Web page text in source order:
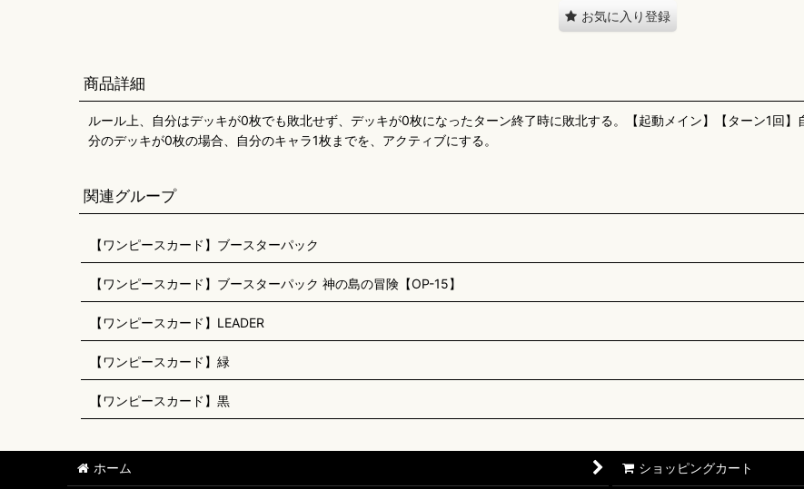
お気に入り登録
商品詳細
ルール上、自分はデッキが0枚でも敗北せず、デッキが0枚になったターン終了時に敗北する。【起動メイン】【ターン1回
分のデッキが0枚の場合、自分のキャラ1枚までを、アクティブにする。
関連グループ
【ワンピースカード】ブースターパック
【ワンピースカード】ブースターパック 神の島の冒険【OP-15】
【ワンピースカード】LEADER
【ワンピースカード】緑
【ワンピースカード】黒
ホーム ショッピングカート